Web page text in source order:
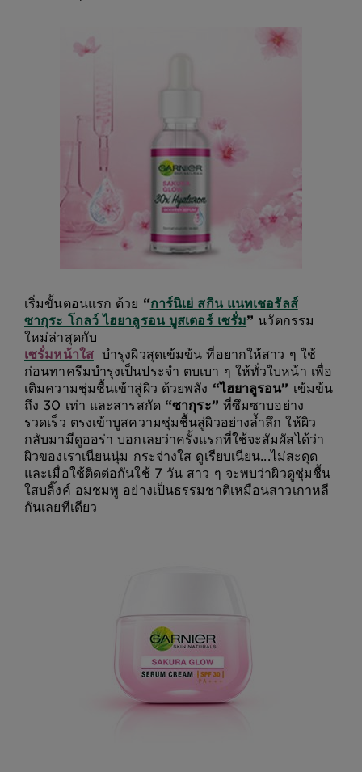
เริ่มขั้นตอนแรก ด้วย “การ์นิเย่ สกิน แนทเชอรัลส์
ซากุระ โกลว์ ไฮยาลูรอน บูสเตอร์ เซรั่ม” นวัตกรรม
ใหม่ล่าสุดกับ
เซรั่มหน้าใสบำรุงผิวสุดเข้มข้น ที่อยากให้สาว ๆ ใช้
ก่อนทาครีมบำรุงเป็นประจำ ตบเบา ๆ ให้ทั่วใบหน้า เพื่อ
เติมความชุ่มชื้นเข้าสู่ผิว ด้วยพลัง “ไฮยาลูรอน” เข้มข้น
ถึง 30 เท่า และสารสกัด “ซากุระ” ที่ซึมซาบอย่าง
รวดเร็ว ตรงเข้าบูสความชุ่มชื้นสู่ผิวอย่างล้ำลึก ให้ผิว
กลับมามีดูออร่า บอกเลยว่าครั้งแรกที่ใช้จะสัมผัสได้ว่า
ผิวของเราเนียนนุ่ม กระจ่างใส ดูเรียบเนียน...ไม่สะดุด
และเมื่อใช้ติดต่อกันใช้ 7 วัน สาว ๆ จะพบว่าผิวดูชุ่มชื้น
ใสบลิ๊งค์ อมชมพู อย่างเป็นธรรมชาติเหมือนสาวเกาหลี
กันเลยทีเดียว